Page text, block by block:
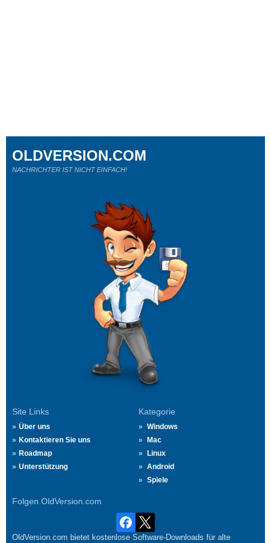
Site Links
Über uns
Kontaktieren Sie uns
Roadmap
Unterstützung
Kategorie
Windows
Mac
Linux
Android
Spiele
Folgen OldVersion.com
OLDVERSION.COM
NACHRICHTER IST NICHT EINFACH!
OldVersion.com bietet kostenlose Software-Downloads für alte